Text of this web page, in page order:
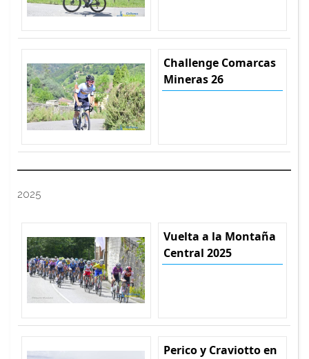
Challenge Comarcas
Mineras 26
2025
Vuelta a la Montaña
Central 2025
Perico y Craviotto en